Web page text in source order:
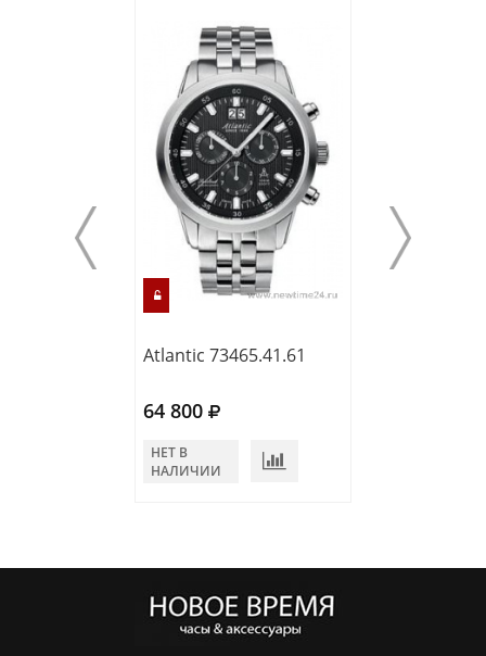
Atlantic 73465.41.61
64 800
НЕТ В
НАЛИЧИИ